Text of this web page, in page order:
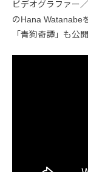
ビデオグラファー
のHana Watanabe
「青狗奇譚」も公